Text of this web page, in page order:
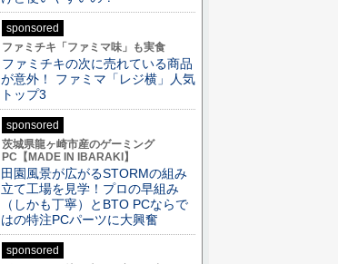
sponsored
ファミチキ「ファミマ味」も実食
ファミチキの次に売れている商品
が意外！ ファミマ「レジ横」人気
トップ3
sponsored
茨城県龍ヶ崎市産のゲーミング
PC【MADE IN IBARAKI】
田園風景が広がるSTORMの組み
立て工場を見学！プロの早組み
（しかも丁寧）とBTO PCならで
はの特注PCパーツに大興奮
sponsored